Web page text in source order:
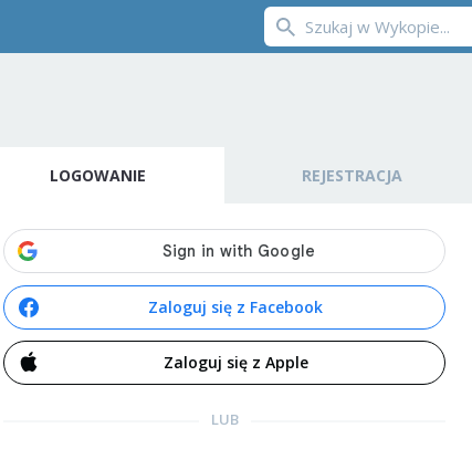
LOGOWANIE REJESTRACJA
Zaloguj się z Facebook
Zaloguj się z Apple
LUB